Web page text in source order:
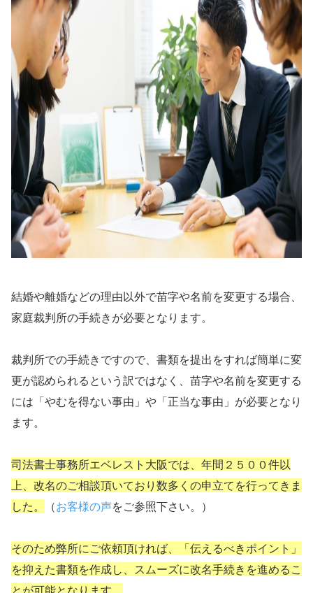
結婚や離婚などの理由以外で苗字や名前を変更する場合、
家庭裁判所の手続きが必要となります。
裁判所での手続きですので、書類を提出をすれば簡単に変
更が認められるという訳ではなく、苗字や名前を変更する
には「やむを得ない事由」や「正当な事由」が必要となり
ます。
司法書士事務所エベレスト大阪では、年間２５００件以
上、改名のご相談頂いており数多くの申立てを行ってきま
した。
（お客様の声をご参照下さい。）
そのため弊所にご依頼頂ければ、「伝えるべきポイント」
を抑えた書類を作成し、スムーズに改名手続きを進めるこ